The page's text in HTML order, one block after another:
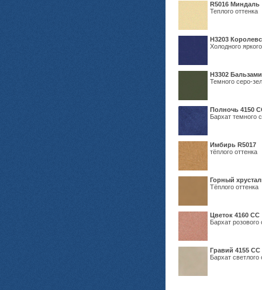
R5016 Миндаль
Теплого оттенка
Н3203
Холодного
Н3302
Темного серо-
Полночь 4150
Бархат темного
Имбирь R5017
тёплого оттенка
Горный
Тёплого оттенка
Цветок 4160 СС
Бархат розового
Гравий 4155 СС
Бархат светлого